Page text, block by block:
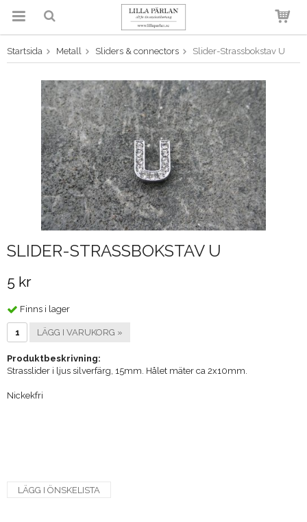
Produkten har blivit tillagd i
varukorgen
Startsida Metall Sliders & connectors Slider-Strassbokstav U
SLIDER-STRASSBOKSTAV U
5 kr
Finns i lager
LÄGG I VARUKORG »
Produktbeskrivning:
Strasslider i ljus silverfärg, 15mm. Hålet mäter ca 2x10mm.
Nickekfri
LÄGG I ÖNSKELISTA